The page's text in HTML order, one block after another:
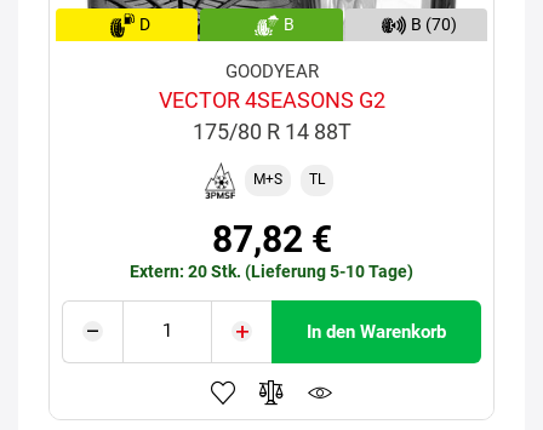
D B B (70)
GOODYEAR
VECTOR 4SEASONS G2
175/80 R 14 88T
M+S TL
87,82 €
Extern: 20 Stk. (Lieferung 5-10 Tage)
In den Warenkorb